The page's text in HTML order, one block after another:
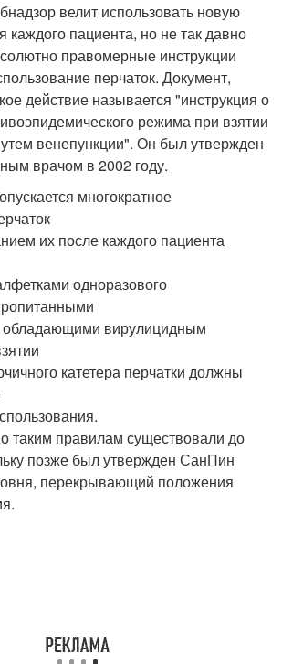
велит использовать новую
каждого пациента, но не так давно
правомерные инструкции
перчаток. Документ,
действие называется "инструкция о
режима при взятии
венепункции". Он был утвержден
врачом в 2002 году.
многократное
их после каждого пациента
одноразового
обладающими вирулицидным
катетера перчатки должны
таким правилам существовали до
позже был утвержден СанПин
перекрывающий положения